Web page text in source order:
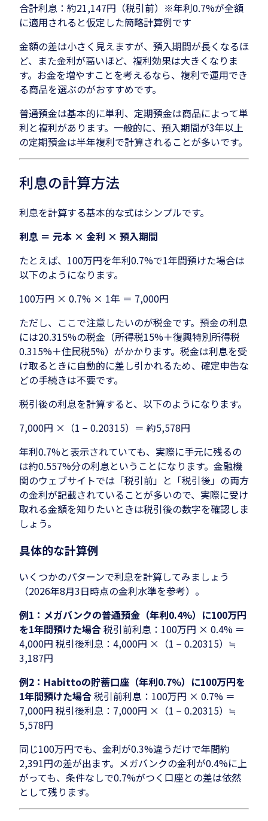
合計利息：約21,147円（税引前）※年利0.7%が全額
に適用されると仮定した簡略計算例です
金額の差は小さく見えますが、預入期間が長くなるほ
ど、また金利が高いほど、複利効果は大きくなりま
す。お金を増やすことを考えるなら、複利で運用でき
る商品を選ぶのがおすすめです。
普通預金は基本的に単利、定期預金は商品によって単
利と複利があります。一般的に、預入期間が3年以上
の定期預金は半年複利で計算されることが多いです。
利息の計算方法
利息を計算する基本的な式はシンプルです。
利息 ＝ 元本 × 金利 × 預入期間
たとえば、100万円を年利0.7%で1年間預けた場合は
以下のようになります。
100万円 × 0.7% × 1年 ＝ 7,000円
ただし、ここで注意したいのが税金です。預金の利息
には20.315%の税金（所得税15%＋復興特別所得税
0.315%＋住民税5%）がかかります。税金は利息を受
け取るときに自動的に差し引かれるため、確定申告な
どの手続きは不要です。
税引後の利息を計算すると、以下のようになります。
7,000円 ×（1 − 0.20315）＝ 約5,578円
年利0.7%と表示されていても、実際に手元に残るの
は約0.557%分の利息ということになります。金融機
関のウェブサイトでは「税引前」と「税引後」の両方
の金利が記載されていることが多いので、実際に受け
取れる金額を知りたいときは税引後の数字を確認しま
しょう。
具体的な計算例
いくつかのパターンで利息を計算してみましょう
（2026年8月3日時点の金利水準を参考）。
例1：メガバンクの普通預金（年利0.4%）に100万円
を1年間預けた場合税引前利息：100万円 × 0.4% ＝
4,000円 税引後利息：4,000円 ×（1 − 0.20315）≒
3,187円
例2：Habittoの貯蓄口座（年利0.7%）に100万円を
1年間預けた場合税引前利息：100万円 × 0.7% ＝
7,000円 税引後利息：7,000円 ×（1 − 0.20315）≒
5,578円
同じ100万円でも、金利が0.3%違うだけで年間約
2,391円の差が出ます。メガバンクの金利が0.4%に上
がっても、条件なしで0.7%がつく口座との差は依然
として残ります。